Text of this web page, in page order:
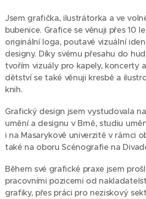
Jsem grafička, ilustrátorka a ve
bubenice. Grafice se věnuji přes 10
originální loga, poutavé vizuální
designy. Díky svému přesahu do
tvořím vizuály pro kapely, koncerty
dětství se také věnuji kresbě a
knih.
Grafický design jsem vystudovala
umění a designu v Brně, studiu
i na Masarykově univerzitě v rámci
také na oboru Scénografie na
Během své grafické praxe jsem
pracovními pozicemi od
grafiky, přes práci pro neziskový